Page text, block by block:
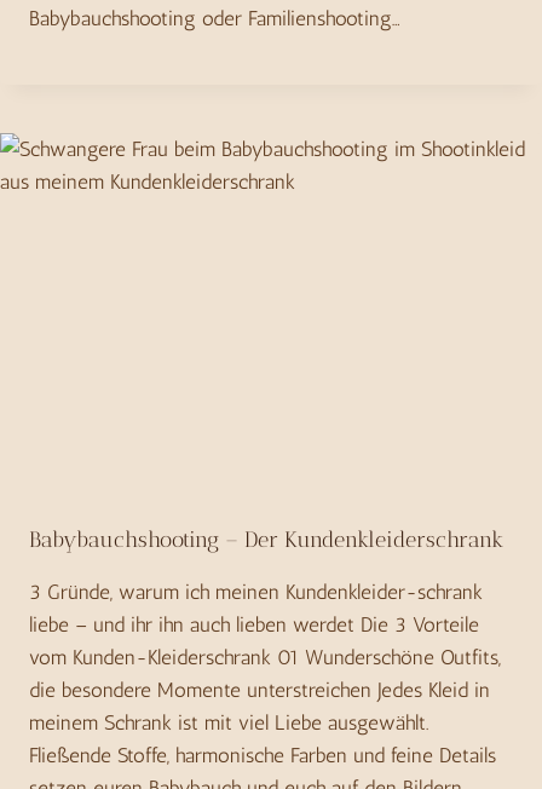
Babybauchshooting oder Familienshooting…
Babybauchshooting – Der Kundenkleiderschrank
3 Gründe, warum ich meinen Kundenkleider-schrank
liebe – und ihr ihn auch lieben werdet Die 3 Vorteile
vom Kunden-Kleiderschrank 01 Wunderschöne Outfits,
die besondere Momente unterstreichen Jedes Kleid in
meinem Schrank ist mit viel Liebe ausgewählt.
Fließende Stoffe, harmonische Farben und feine Details